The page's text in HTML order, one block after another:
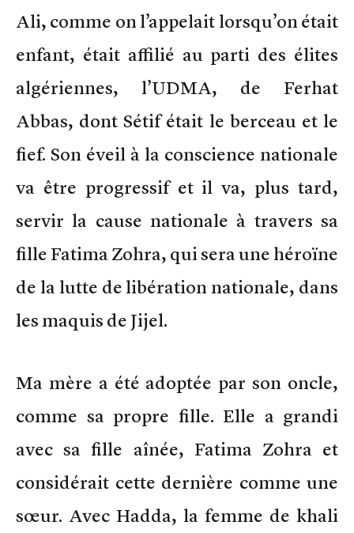
Ali, comme on l’appelait lorsqu’on était
enfant, était affilié au parti des élites
algériennes, l’UDMA, de Ferhat
Abbas, dont Sétif était le berceau et le
fief. Son éveil à la conscience nationale
va être progressif et il va, plus tard,
servir la cause nationale à travers sa
fille Fatima Zohra, qui sera une héroïne
de la lutte de libération nationale, dans
les maquis de Jijel.
Ma mère a été adoptée par son oncle,
comme sa propre fille. Elle a grandi
avec sa fille aînée, Fatima Zohra et
considérait cette dernière comme une
sœur. Avec Hadda, la femme de khali